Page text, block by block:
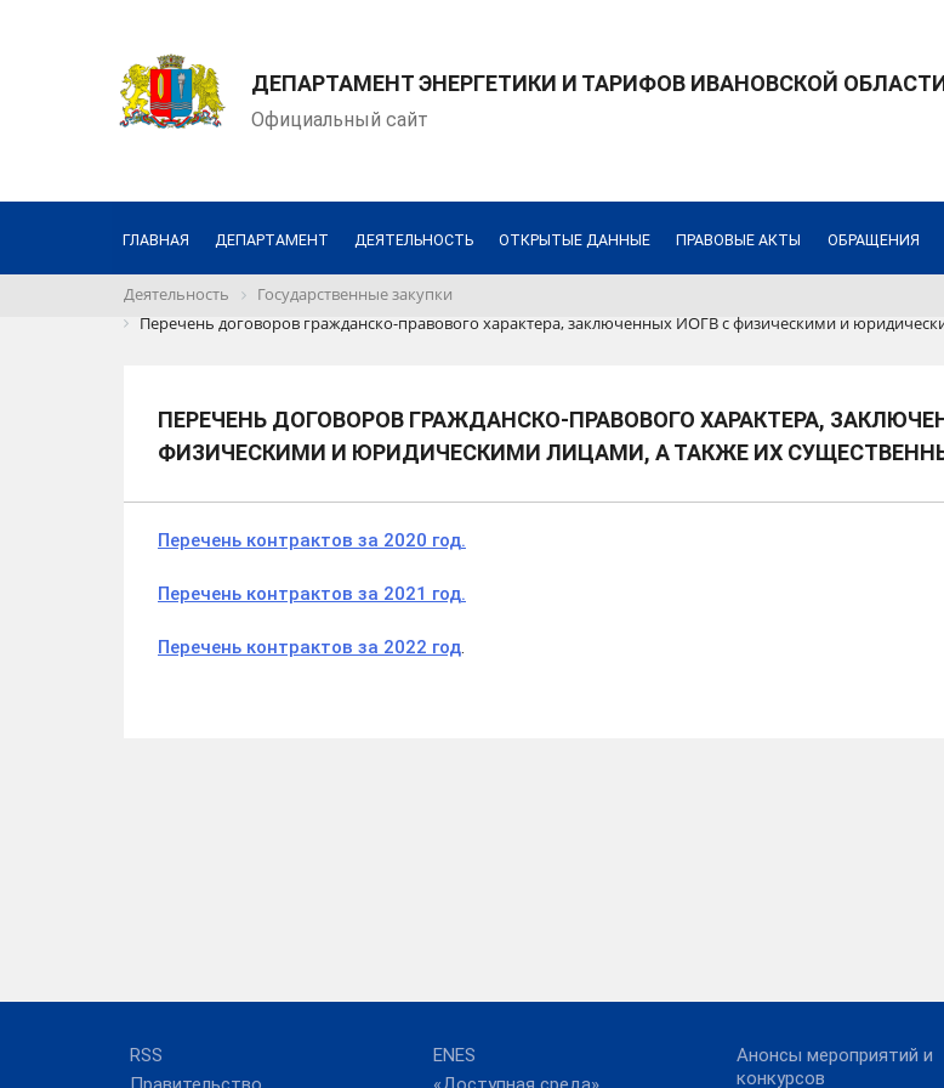
ДЕПАРТАМЕНТ ЭНЕРГЕТИКИ И ТАРИФОВ ИВАНОВСКОЙ
Официальный сайт
ГЛАВНАЯ ДЕПАРТАМЕНТ ДЕЯТЕЛЬНОСТЬ ОТКРЫТЫЕ ДАННЫЕ ПРАВОВЫЕ АКТЫ ОБРАЩЕНИЯ
Деятельность
Государственные закупки
Перечень договоров гражданско-правового характера, заключенных ИОГВ с физическими и
ПЕРЕЧЕНЬ ДОГОВОРОВ ГРАЖДАНСКО-ПРАВОВОГО ХАРАКТЕРА,
ФИЗИЧЕСКИМИ И ЮРИДИЧЕСКИМИ ЛИЦАМИ, А ТАКЖЕ ИХ
Перечень контрактов за 2020 год.
Перечень контрактов за 2021 год.
Перечень контрактов за 2022 год.
RSS
ENES
Анонсы мероприятий и
конкурсов